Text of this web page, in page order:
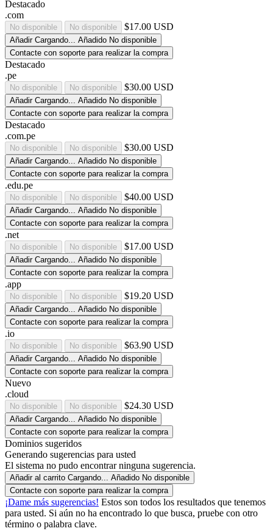
Destacado
.com
No disponible No disponible $17.00 USD
Añadir Cargando... Añadido No disponible
Contacte con soporte para realizar la compra
Destacado
.pe
No disponible No disponible $30.00 USD
Añadir Cargando... Añadido No disponible
Contacte con soporte para realizar la compra
Destacado
.com.pe
No disponible No disponible $30.00 USD
Añadir Cargando... Añadido No disponible
Contacte con soporte para realizar la compra
.edu.pe
No disponible No disponible $40.00 USD
Añadir Cargando... Añadido No disponible
Contacte con soporte para realizar la compra
.net
No disponible No disponible $17.00 USD
Añadir Cargando... Añadido No disponible
Contacte con soporte para realizar la compra
.app
No disponible No disponible $19.20 USD
Añadir Cargando... Añadido No disponible
Contacte con soporte para realizar la compra
.io
No disponible No disponible $63.90 USD
Añadir Cargando... Añadido No disponible
Contacte con soporte para realizar la compra
Nuevo
.cloud
No disponible No disponible $24.30 USD
Añadir Cargando... Añadido No disponible
Contacte con soporte para realizar la compra
Dominios sugeridos
Generando sugerencias para usted
El sistema no pudo encontrar ninguna sugerencia.
Añadir al carrito Cargando... Añadido No disponible
Contacte con soporte para realizar la compra
¡Dame más sugerencias! Estos son todos los resultados que tenemos
para usted. Si aún no ha encontrado lo que busca, pruebe con otro
término o palabra clave.